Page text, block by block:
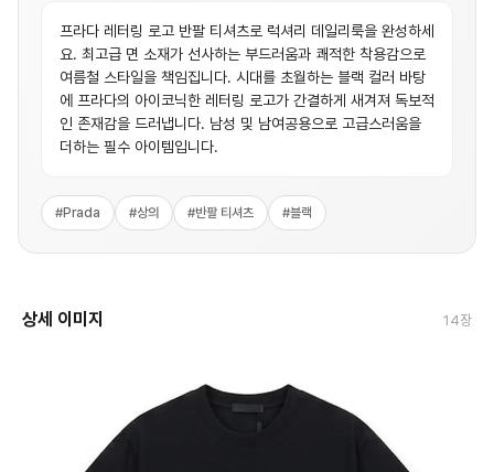
프라다 레터링 로고 반팔 티셔츠로 럭셔리 데일리룩을 완성하세
요. 최고급 면 소재가 선사하는 부드러움과 쾌적한 착용감으로
여름철 스타일을 책임집니다. 시대를 초월하는 블랙 컬러 바탕
에 프라다의 아이코닉한 레터링 로고가 간결하게 새겨져 독보적
인 존재감을 드러냅니다. 남성 및 남여공용으로 고급스러움을
더하는 필수 아이템입니다.
#Prada #상의 #반팔 티셔츠 #블랙
상세 이미지 14장